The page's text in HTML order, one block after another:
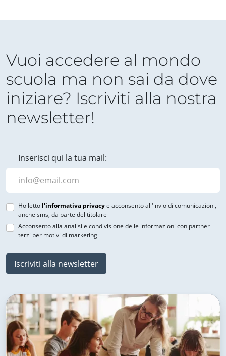
Vuoi accedere al mondo
scuola ma non sai da dove
iniziare? Iscriviti alla nostra
newsletter!
Inserisci qui la tua mail:
Ho letto l'informativa privacye acconsento all'invio di comunicazioni,
anche sms, da parte del titolare
Acconsento alla analisi e condivisione delle informazioni con partner
terzi per motivi di marketing
Iscriviti alla newsletter